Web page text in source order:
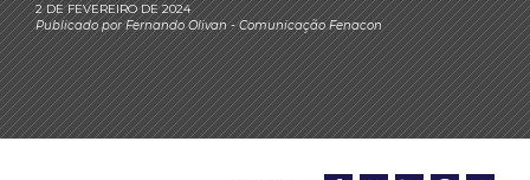
2 DE FEVEREIRO DE 2024
Publicado porFernando Olivan- Comunicação Fenacon